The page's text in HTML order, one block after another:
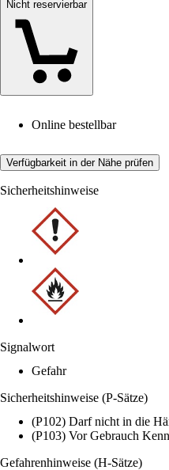
Nicht reservierbar
Online bestellbar
Verfügbarkeit in der Nähe prüfen
Sicherheitshinweise
Signalwort
Gefahr
Sicherheitshinweise (P-Sätze)
(P102) Darf nicht in die
(P103) Vor Gebrauch
Gefahrenhinweise (H-Sätze)